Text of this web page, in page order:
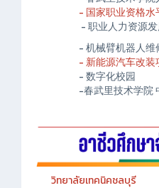
- 国家职业资格
- 职业人力资源
- 机械臂机器人维
- 新能源汽车改装
- 数字化校园
-春武里技术学院
วิทยาลัยเทคนิคชลบุรี